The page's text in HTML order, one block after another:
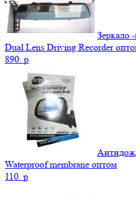
Зеркало
Dual Lens Driving Recorder
890. p
Waterproof membrane оптом
110. p